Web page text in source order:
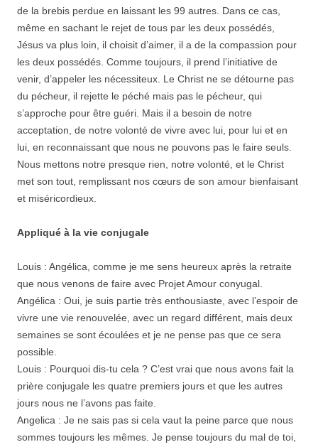
de la brebis perdue en laissant les 99 autres. Dans ce cas,
même en sachant le rejet de tous par les deux possédés,
Jésus va plus loin, il choisit d’aimer, il a de la compassion pour
les deux possédés. Comme toujours, il prend l’initiative de
venir, d’appeler les nécessiteux. Le Christ ne se détourne pas
du pécheur, il rejette le péché mais pas le pécheur, qui
s’approche pour être guéri. Mais il a besoin de notre
acceptation, de notre volonté de vivre avec lui, pour lui et en
lui, en reconnaissant que nous ne pouvons pas le faire seuls.
Nous mettons notre presque rien, notre volonté, et le Christ
met son tout, remplissant nos cœurs de son amour bienfaisant
et miséricordieux.
Appliqué à la vie conjugale
Louis : Angélica, comme je me sens heureux après la retraite
que nous venons de faire avec Projet Amour conyugal.
Angélica : Oui, je suis partie très enthousiaste, avec l’espoir de
vivre une vie renouvelée, avec un regard différent, mais deux
semaines se sont écoulées et je ne pense pas que ce sera
possible.
Louis : Pourquoi dis-tu cela ? C’est vrai que nous avons fait la
prière conjugale les quatre premiers jours et que les autres
jours nous ne l’avons pas faite.
Angelica : Je ne sais pas si cela vaut la peine parce que nous
sommes toujours les mêmes. Je pense toujours du mal de toi,